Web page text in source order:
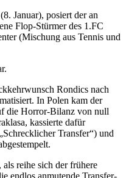
Januar), posiert der an
Flop-Stürmer des 1.FC
(Mischung aus Tennis und
Rondics nach
In Polen kam der
die Horror-Bilanz von null
kassierte dafür
Transfer“) und
reihe sich der frühere
endlos anmutende Transfer-